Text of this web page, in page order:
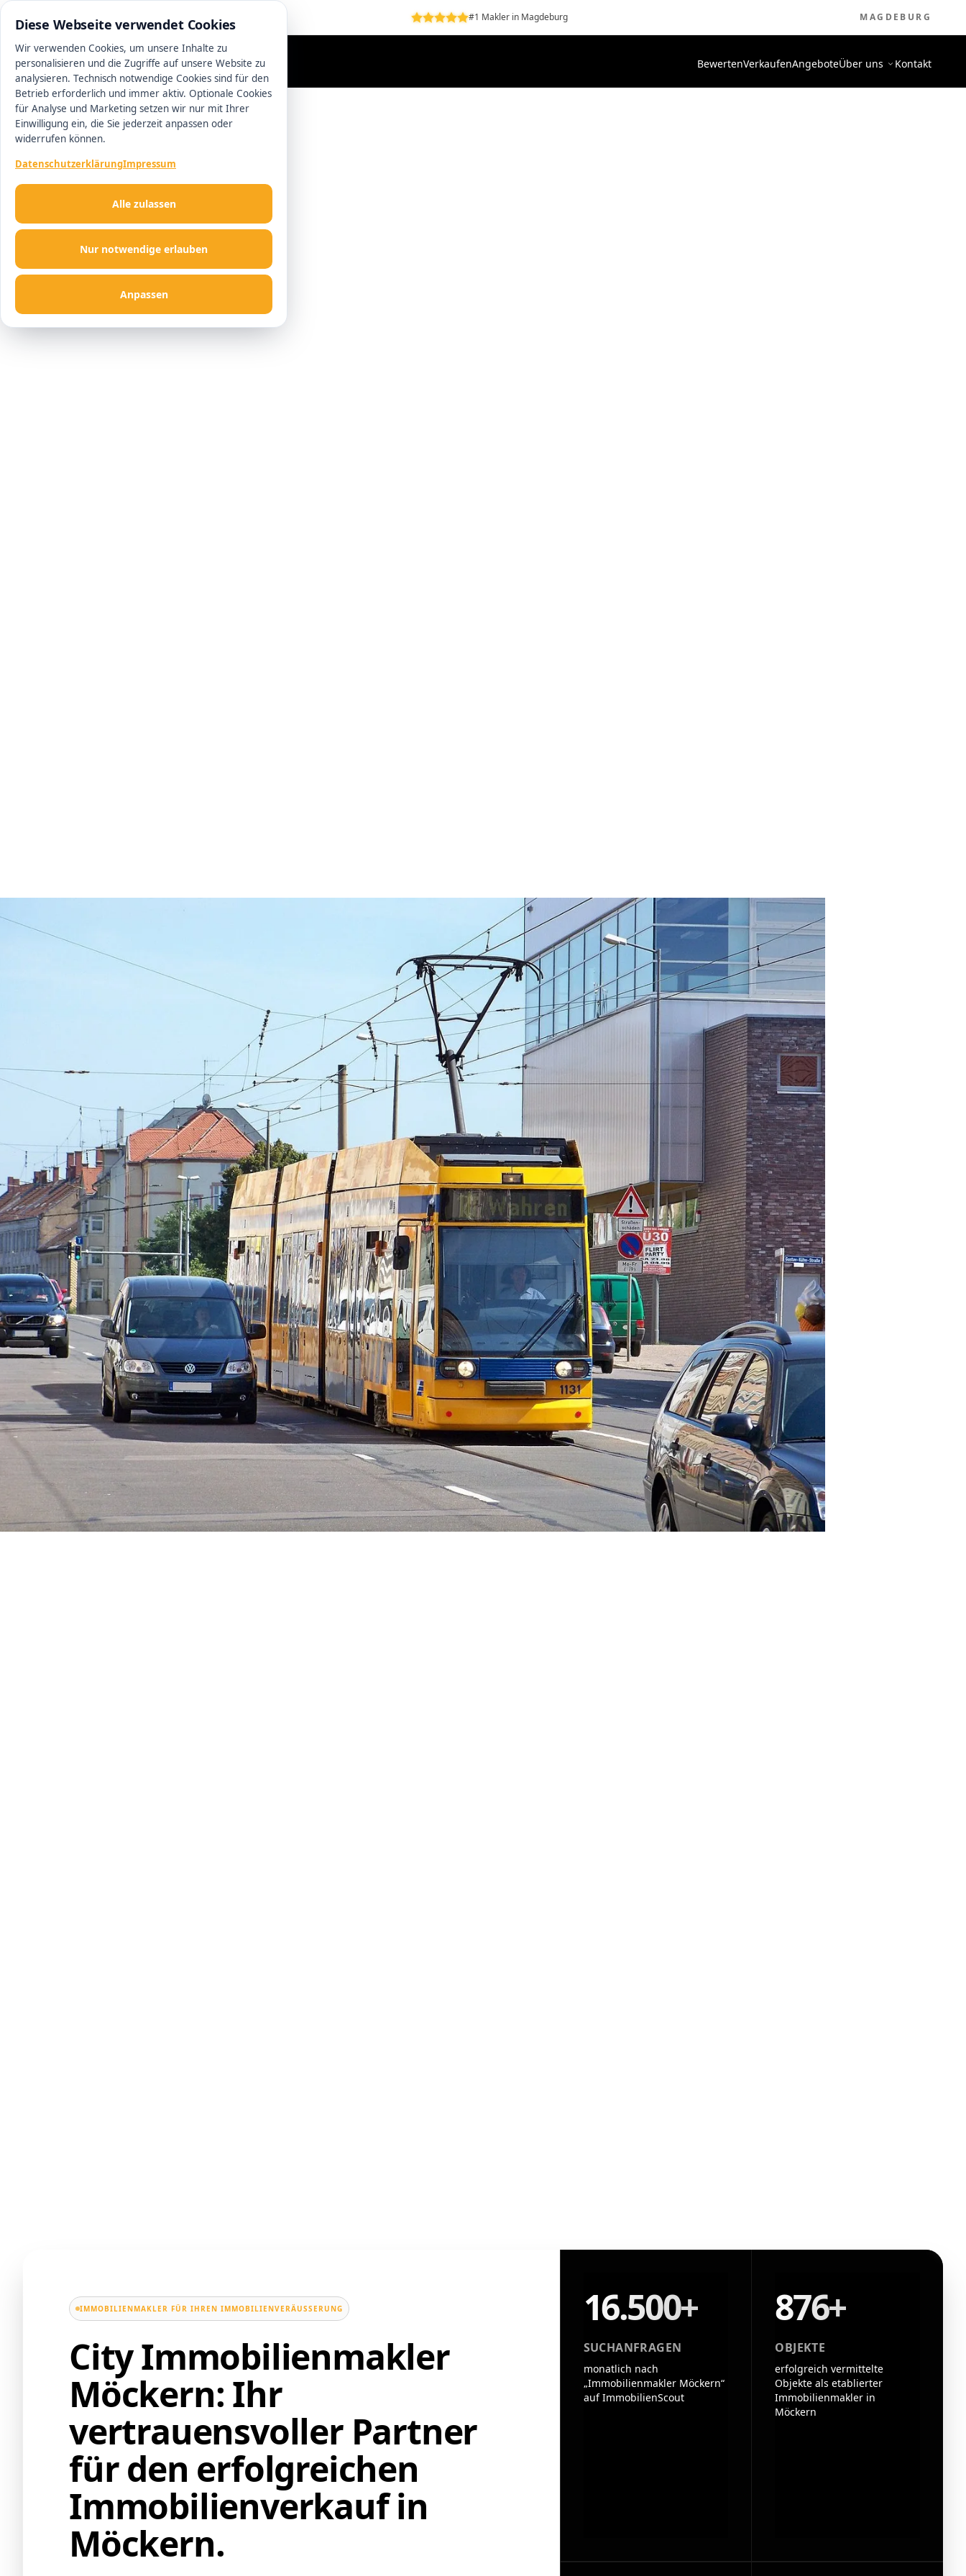
0511 13221100 #1 Makler in Magdeburg MAGDEBURG
BewertenVerkaufenAngeboteÜber uns Kontakt
IMMOBILIENMAKLER FÜR IHREN IMMOBILIENVERÄUSSERUNG
City Immobilienmakler
Möckern: Ihr
vertrauensvoller Partner
für den erfolgreichen
Immobilienverkauf in
Möckern.
16.500+
SUCHANFRAGEN
monatlich nach
„Immobilienmakler Möckern“
auf ImmobilienScout
876+
OBJEKTE
erfolgreich vermittelte
Objekte als etablierter
Immobilienmakler in
Möckern
Diese Webseite verwendet Cookies
Wir verwenden Cookies, um unsere Inhalte zu
personalisieren und die Zugriffe auf unsere Website zu
analysieren. Technisch notwendige Cookies sind für den
Betrieb erforderlich und immer aktiv. Optionale Cookies
für Analyse und Marketing setzen wir nur mit Ihrer
Einwilligung ein, die Sie jederzeit anpassen oder
widerrufen können.
DatenschutzerklärungImpressum
Nur notwendige erlauben
Anpassen
Alle zulassen